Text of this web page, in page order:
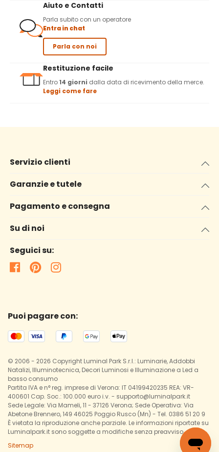
Aiuto e Contatti
Parla subito con un operatore
Entra in chat
Parla con noi
Restituzione facile
Entro14 giorni dalla data di ricevimento della merce.
Leggi come fare
Servizio clienti
Garanzie e tutele
Pagamento e consegna
Su di noi
Seguici su:
Puoi pagare con:
© 2006 - 2026 Copyright Luminal Park S.r.l.: Luminarie, Addobbi
Natalizi, Illuminotecnica, Decori Luminosi e Illuminazione a Led a
basso consumo
Partita IVA e n° reg. imprese di Verona: IT 04199420235 REA: VR-
400601 Cap. Soc.: 100.000 euro i.v. - supporto@luminalpark.it
Sede Legale: Via Mameli, 11 - 37126 Verona; Sede Operativa: Via
Abetone Brennero, 149 46025 Poggio Rusco (Mn) - Tel. 0386 51 20 9
È vietata la riproduzione anche parziale. Le informazioni riportate su
Luminalpark.it sono soggette a modifiche senza preavviso.
Sitemap